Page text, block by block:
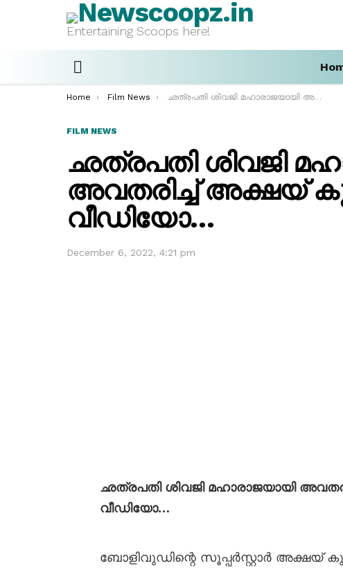
Entertaining Scoops here!
You are here:
Home Film News ഛത്രപതി ശിവജി മഹാരാജയായി അവതരിച്ച് അക്ഷയ് കുമാർ; ഫസ്റ്റ് ലുക്ക് വീഡിയോ…
FILM NEWS
ഛത്രപതി ശിവജി
അവതരിച്ച് അക്ഷയ്
വീഡിയോ…
December 6, 2022, 4:21 pm
ഛത്രപതി ശിവജി മഹാരാജയായി
വീഡിയോ…
ബോളിവുഡിന്റെ സൂപ്പർസ്റ്റാർ അക്ഷയ്